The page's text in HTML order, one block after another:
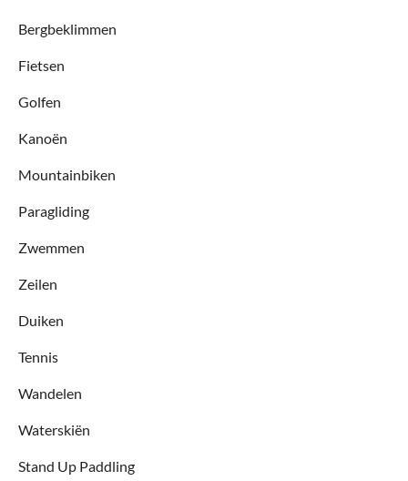
Bergbeklimmen
Fietsen
Golfen
Kanoën
Mountainbiken
Paragliding
Zwemmen
Zeilen
Duiken
Tennis
Wandelen
Waterskiën
Stand Up Paddling